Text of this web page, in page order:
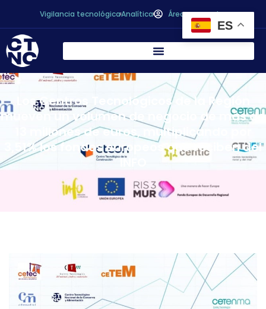
Vigilancia tecnológicaAnalítica Área personal
Los Centros Tecnológicos de la Región
mueven un volumen de negocio de más de
13 millones de euros, multiplicando por
3,51% los fondos europeos que reciben del
INFO
ES